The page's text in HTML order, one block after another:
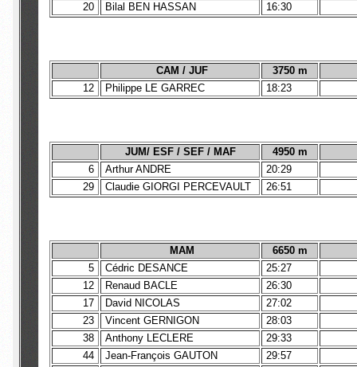
20
Bilal BEN HASSAN 16:30
CAM / JUF
3750 m
12
Philippe LE GARREC 18:23
JUM/ ESF / SEF / MAF
4950 m
6
Arthur ANDRE
20:29
29
Claudie GIORGI PERCEVAULT 26:51
MAM
6650 m
5
Cédric DESANCE
25:27
12
Renaud BACLE
26:30
17
David NICOLAS
27:02
23
Vincent GERNIGON
28:03
38
Anthony LECLERE
29:33
44
Jean-François GAUTON 29:57